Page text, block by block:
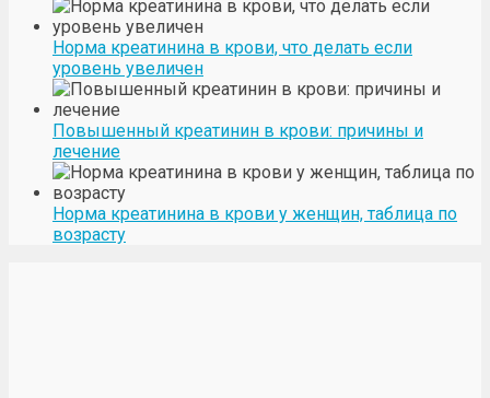
Норма креатинина в крови, что делать если
уровень увеличен
Повышенный креатинин в крови: причины и
лечение
Норма креатинина в крови у женщин, таблица по
возрасту